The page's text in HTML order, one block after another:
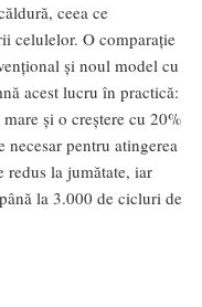
ceea ce
celulelor. O comparație
și noul model cu
acest lucru în practică:
și o creștere cu 20%
pentru atingerea
la jumătate, iar
la 3.000 de cicluri de